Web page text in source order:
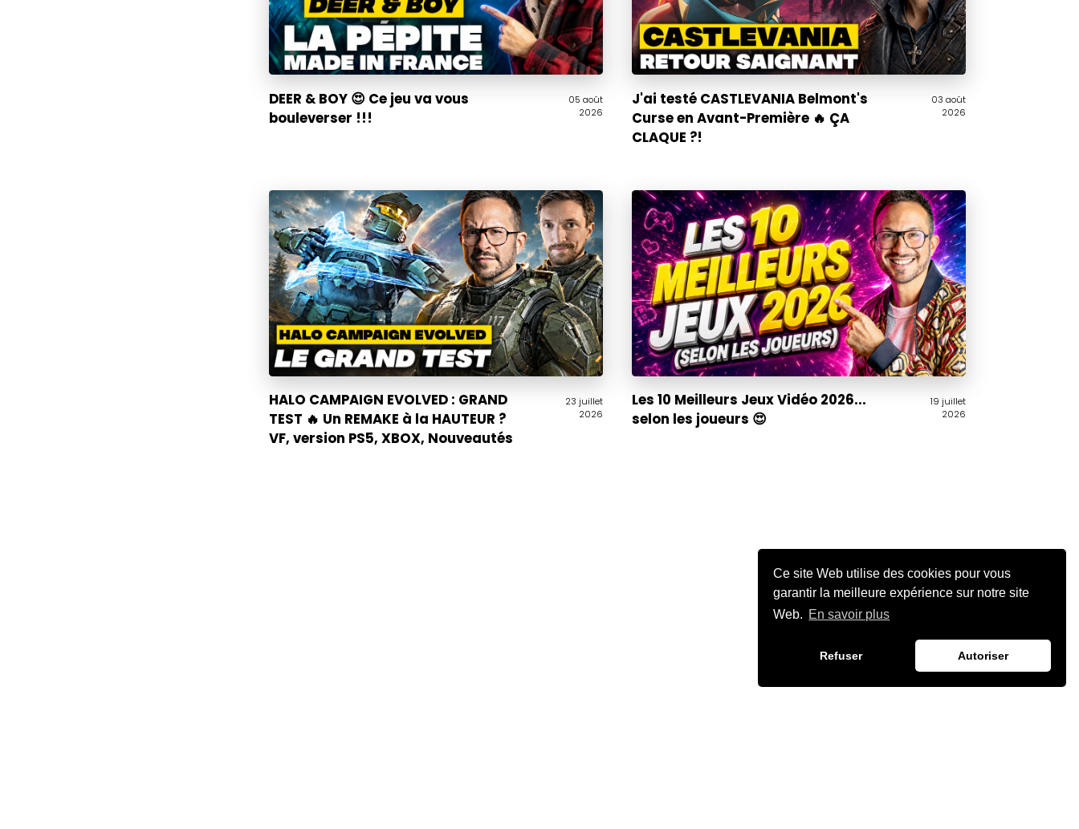
Ce site Web utilise des cookies pour vous
garantir la meilleure expérience sur notre site
Web. En savoir plus
Refuser Autoriser
05 août
2026
DEER & BOY 😍 Ce jeu va vous
bouleverser !!!
03 août
2026
J'ai testé CASTLEVANIA Belmont's
Curse en Avant-Première 🔥 ÇA
CLAQUE ?!
23 juillet
2026
HALO CAMPAIGN EVOLVED : GRAND
TEST 🔥 Un REMAKE à la HAUTEUR ?
VF, version PS5, XBOX, Nouveautés
19 juillet
2026
Les 10 Meilleurs Jeux Vidéo 2026...
selon les joueurs 😍